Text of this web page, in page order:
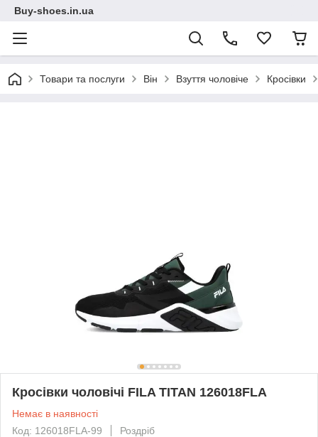
Buy-shoes.in.ua
Товари та послуги Він Взуття чоловіче Кросівки
Кросівки чоловічі FILA TITAN 126018FLA
Немає в наявності
Код: 126018FLA-99
Роздріб